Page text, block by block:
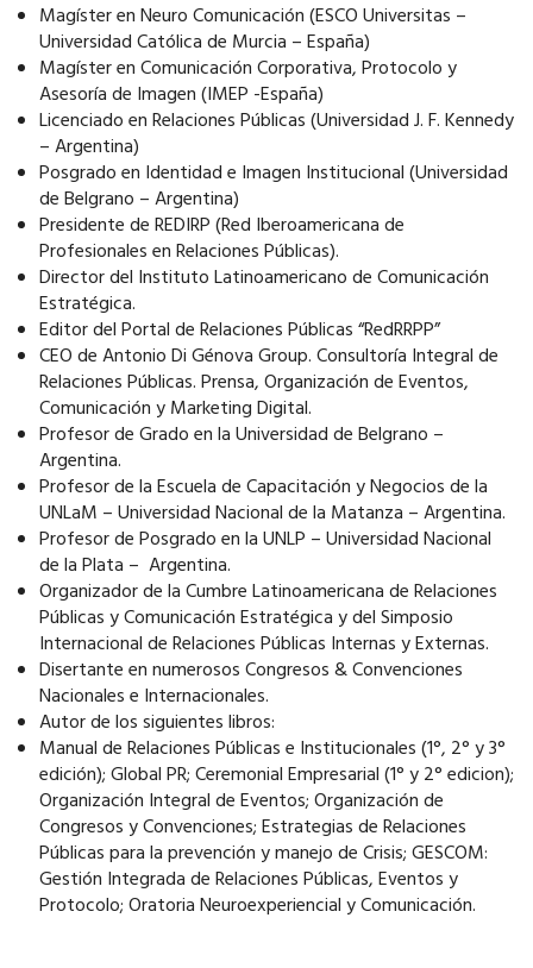
Magíster en Neuro Comunicación (ESCO Universitas –
Universidad Católica de Murcia – España)
Magíster en Comunicación Corporativa, Protocolo y
Asesoría de Imagen (IMEP -España)
Licenciado en Relaciones Públicas (Universidad J. F. Kennedy
– Argentina)
Posgrado en Identidad e Imagen Institucional (Universidad
de Belgrano – Argentina)
Presidente de REDIRP (Red Iberoamericana de
Profesionales en Relaciones Públicas).
Director del Instituto Latinoamericano de Comunicación
Estratégica.
Editor del Portal de Relaciones Públicas “RedRRPP”
CEO de Antonio Di Génova Group. Consultoría Integral de
Relaciones Públicas. Prensa, Organización de Eventos,
Comunicación y Marketing Digital.
Profesor de Grado en la Universidad de Belgrano –
Argentina.
Profesor de la Escuela de Capacitación y Negocios de la
UNLaM – Universidad Nacional de la Matanza – Argentina.
Profesor de Posgrado en la UNLP – Universidad Nacional
de la Plata – Argentina.
Organizador de la Cumbre Latinoamericana de Relaciones
Públicas y Comunicación Estratégica y del Simposio
Internacional de Relaciones Públicas Internas y Externas.
Disertante en numerosos Congresos & Convenciones
Nacionales e Internacionales.
Autor de los siguientes libros:
Manual de Relaciones Públicas e Institucionales (1°, 2° y 3°
edición); Global PR; Ceremonial Empresarial (1° y 2° edicion);
Organización Integral de Eventos; Organización de
Congresos y Convenciones; Estrategias de Relaciones
Públicas para la prevención y manejo de Crisis; GESCOM:
Gestión Integrada de Relaciones Públicas, Eventos y
Protocolo; Oratoria Neuroexperiencial y Comunicación.